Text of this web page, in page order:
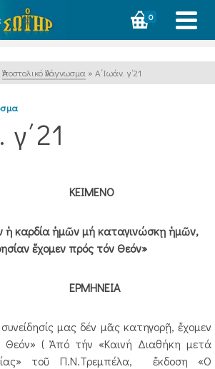
0
Ἀποστολικό Ἀνάγνωσμα » Α΄Ιωάν. γ΄21
ἡ καρδία ἠμῶν μή καταγινώσκῃ ἡμῶν,
ἔχομεν πρός τόν Θεόν»
ΕΡΜΗΝΕΙΑ
μας δέν μᾶς κατηγορῇ, ἔχομεν
Θεόν» ( Ἀπό τήν «Καινή Διαθήκη μετά
τοῦ Π.Ν.Τρεμπέλα, ἔκδοση «Ο